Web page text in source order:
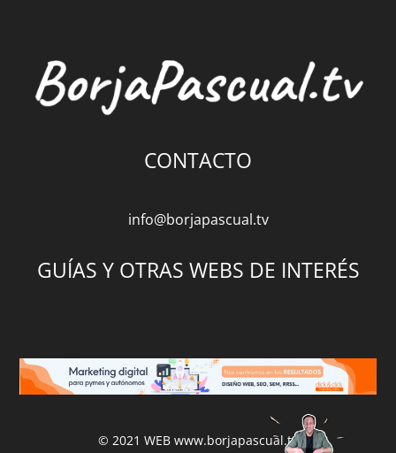
CONTACTO
info@borjapascual.tv
GUÍAS Y OTRAS WEBS DE INTERÉS
© 2021 WEB www.borjapascual.tv